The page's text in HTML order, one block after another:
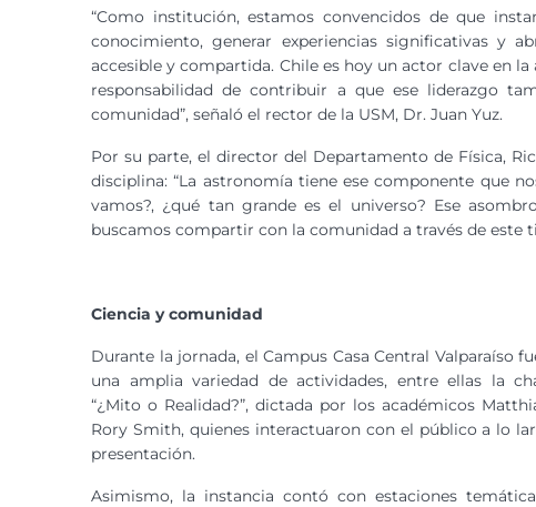
“Como institución, estamos convencidos de que
conocimiento, generar experiencias significativas y
accesible y compartida. Chile es hoy un actor clave en
responsabilidad de contribuir a que ese liderazgo
comunidad”, señaló el rector de la USM, Dr. Juan Yuz.
Por su parte, el director del Departamento de Física,
disciplina: “La astronomía tiene ese componente que
vamos?, ¿qué tan grande es el universo? Ese
buscamos compartir con la comunidad a través de este
Ciencia y comunidad
Durante la jornada, el Campus Casa Central Valparaíso
una amplia variedad de actividades, entre ellas la
“¿Mito o Realidad?”, dictada por los académicos
Rory Smith, quienes interactuaron con el público a lo
presentación.
Asimismo, la instancia contó con estaciones